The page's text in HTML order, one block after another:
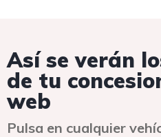
Así se verán
de tu
web
Pulsa en cualquier